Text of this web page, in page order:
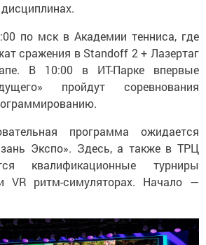
по мск в Академии тенниса, где
сражения в Standoff 2 + Лазертаг
В 10:00 в ИТ-Парке впервые
пройдут соревнования
программа ожидается
Экспо». Здесь, а также в ТРЦ
квалификационные турниры
VR ритм-симуляторах. Начало —